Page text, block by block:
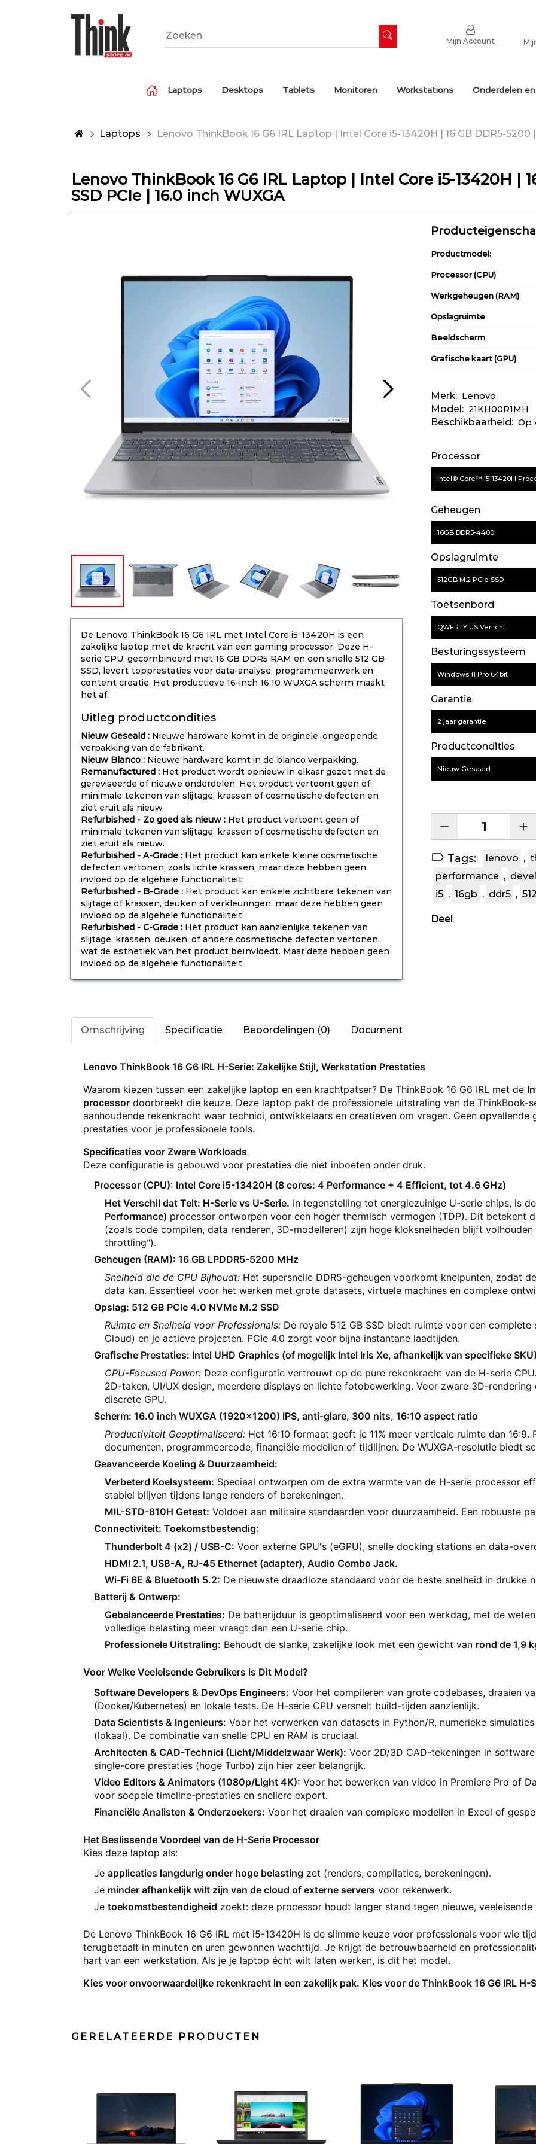
Mijn Account
Laptops Desktops Tablets Monitoren Workstations Onderdelen
Laptops Lenovo ThinkBook 16 G6 IRL Laptop | Intel Core i5-13420H | 16 GB DDR5-5200 |
Lenovo ThinkBook 16 G6 IRL Laptop | Intel Core i5-13420H |
SSD PCIe | 16.0 inch WUXGA
De Lenovo ThinkBook 16 G6 IRL met Intel Core i5-13420H is een
zakelijke laptop met de kracht van een gaming processor. Deze H-
serie CPU, gecombineerd met 16 GB DDR5 RAM en een snelle 512 GB
SSD, levert topprestaties voor data-analyse, programmeerwerk en
content creatie. Het productieve 16-inch 16:10 WUXGA scherm maakt
het af.
Uitleg productcondities
Nieuw Geseald : Nieuwe hardware komt in de originele, ongeopende
verpakking van de fabrikant.
Nieuw Blanco : Nieuwe hardware komt in de blanco verpakking.
Remanufactured : Het product wordt opnieuw in elkaar gezet met de
gereviseerde of nieuwe onderdelen. Het product vertoont geen of
minimale tekenen van slijtage, krassen of cosmetische defecten en
ziet eruit als nieuw
Refurbished - Zo goed als nieuw : Het product vertoont geen of
minimale tekenen van slijtage, krassen of cosmetische defecten en
ziet eruit als nieuw.
Refurbished - A-Grade : Het product kan enkele kleine cosmetische
defecten vertonen, zoals lichte krassen, maar deze hebben geen
invloed op de algehele functionaliteit
Refurbished - B-Grade : Het product kan enkele zichtbare tekenen van
slijtage of krassen, deuken of verkleuringen, maar deze hebben geen
invloed op de algehele functionaliteit
Refurbished - C-Grade : Het product kan aanzienlijke tekenen van
slijtage, krassen, deuken, of andere cosmetische defecten vertonen,
wat de esthetiek van het product beïnvloedt. Maar deze hebben geen
invloed op de algehele functionaliteit.
Productmodel:
Processor (CPU)
Werkgeheugen (RAM)
Opslagruimte
Beeldscherm
Grafische kaart (GPU)
Aansluitingen/Poorten
Productfilter
Kleur
Merk: Lenovo
Model: 21KH00R1MH
Beschikbaarheid: Op
Processor
Intel® Core™ i5-13420H
Geheugen
16GB DDR5-4400
Opslagruimte
512GB M.2 PCIe SSD
Toetsenbord
QWERTY US Verlicht
Besturingssysteem
Windows 11 Pro 64bit
Garantie
2 jaar garantie
Productcondities
Nieuw Geseald
Tags: lenovo ,
performance ,
i5 , 16gb , ddr5 ,
Deel
Omschrijving Specificatie Beoordelingen (0) Document
Lenovo ThinkBook 16 G6 IRL H-Serie: Zakelijke Stijl, Werkstation Prestaties
Waarom kiezen tussen een zakelijke laptop en een krachtpatser? De ThinkBook 16 G6 IRL met de
processor doorbreekt die keuze. Deze laptop pakt de professionele uitstraling van de ThinkBook-
aanhoudende rekenkracht waar technici, ontwikkelaars en creatieven om vragen. Geen opvallende
prestaties voor je professionele tools.
Specificaties voor Zware Workloads
Deze configuratie is gebouwd voor prestaties die niet inboeten onder druk.
Processor (CPU): Intel Core i5-13420H (8 cores: 4 Performance + 4 Efficient, tot 4.6 GHz)
Het Verschil dat Telt: H-Serie vs U-Serie. In tegenstelling tot energiezuinige U-serie chips, is
Performance) processor ontworpen voor een hoger thermisch vermogen (TDP). Dit betekent
(zoals code compilen, data renderen, 3D-modelleren) zijn hoge kloksnelheden blijft
throttling").
Geheugen (RAM): 16 GB LPDDR5-5200 MHz
Snelheid die de CPU Bijhoudt: Het supersnelle DDR5-geheugen voorkomt knelpunten, zodat
data kan. Essentieel voor het werken met grote datasets, virtuele machines en complexe
Opslag: 512 GB PCIe 4.0 NVMe M.2 SSD
Ruimte en Snelheid voor Professionals: De royale 512 GB SSD biedt ruimte voor een
Cloud) en je actieve projecten. PCIe 4.0 zorgt voor bijna instantane laadtijden.
Grafische Prestaties: Intel UHD Graphics (of mogelijk Intel Iris Xe, afhankelijk van specifieke SKU)
CPU-Focused Power: Deze configuratie vertrouwt op de pure rekenkracht van de H-serie
2D-taken, UI/UX design, meerdere displays en lichte fotobewerking. Voor zware 3D-
discrete GPU.
Scherm: 16.0 inch WUXGA (1920x1200) IPS, anti-glare, 300 nits, 16:10 aspect ratio
Productiviteit Geoptimaliseerd: Het 16:10 formaat geeft je 11% meer verticale ruimte dan
documenten, programmeercode, financiële modellen of tijdlijnen. De WUXGA-resolutie biedt
Geavanceerde Koeling & Duurzaamheid:
Verbeterd Koelsysteem: Speciaal ontworpen om de extra warmte van de H-serie processor
stabiel blijven tijdens lange renders of berekeningen.
MIL-STD-810H Getest: Voldoet aan militaire standaarden voor duurzaamheid. Een robuuste
Connectiviteit: Toekomstbestendig:
Thunderbolt 4 (x2) / USB-C: Voor externe GPU's (eGPU), snelle docking stations en data-
HDMI 2.1, USB-A, RJ-45 Ethernet (adapter), Audio Combo Jack.
Wi-Fi 6E & Bluetooth 5.2: De nieuwste draadloze standaard voor de beste snelheid in drukke
Batterij & Ontwerp:
Gebalanceerde Prestaties: De batterijduur is geoptimaliseerd voor een werkdag, met de
volledige belasting meer vraagt dan een U-serie chip.
Professionele Uitstraling: Behoudt de slanke, zakelijke look met een gewicht van rond de 1,9
Voor Welke Veeleisende Gebruikers is Dit Model?
Software Developers & DevOps Engineers: Voor het compileren van grote codebases, draaien
(Docker/Kubernetes) en lokale tests. De H-serie CPU versnelt build-tijden aanzienlijk.
Data Scientists & Ingenieurs: Voor het verwerken van datasets in Python/R, numerieke
(lokaal). De combinatie van snelle CPU en RAM is cruciaal.
Architecten & CAD-Technici (Licht/Middelzwaar Werk): Voor 2D/3D CAD-tekeningen in
single-core prestaties (hoge Turbo) zijn hier zeer belangrijk.
Video Editors & Animators (1080p/Light 4K): Voor het bewerken van video in Premiere Pro of
voor soepele timeline-prestaties en snellere export.
Financiële Analisten & Onderzoekers: Voor het draaien van complexe modellen in Excel of
Het Beslissende Voordeel van de H-Serie Processor
Kies deze laptop als:
Je applicaties langdurig onder hoge belasting zet (renders, compilaties, berekeningen).
Je minder afhankelijk wilt zijn van de cloud of externe servers voor rekenwerk.
Je toekomstbestendigheid zoekt: deze processor houdt langer stand tegen nieuwe, veeleisende
De Lenovo ThinkBook 16 G6 IRL met i5-13420H is de slimme keuze voor professionals voor wie
terugbetaalt in minuten en uren gewonnen wachttijd. Je krijgt de betrouwbaarheid en
hart van een werkstation. Als je je laptop écht wilt laten werken, is dit het model.
Kies voor onvoorwaardelijke rekenkracht in een zakelijk pak. Kies voor de ThinkBook 16 G6 IRL H-
GERELATEERDE PRODUCTEN